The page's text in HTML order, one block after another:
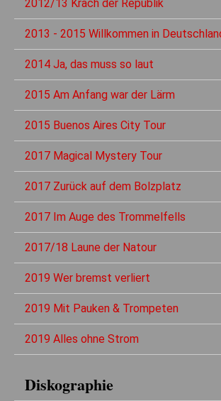
2012/13 Krach der Republik
2013 - 2015 Willkommen in
2014 Ja, das muss so laut
2015 Am Anfang war der Lärm
2015 Buenos Aires City Tour
2017 Magical Mystery Tour
2017 Zurück auf dem Bolzplatz
2017 Im Auge des Trommelfells
2017/18 Laune der Natour
2019 Wer bremst verliert
2019 Mit Pauken & Trompeten
2019 Alles ohne Strom
Diskographie